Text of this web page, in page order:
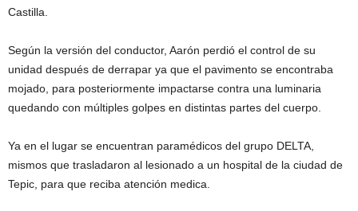
Castilla.
Según la versión del conductor, Aarón perdió el control de su
unidad después de derrapar ya que el pavimento se encontraba
mojado, para posteriormente impactarse contra una luminaria
quedando con múltiples golpes en distintas partes del cuerpo.
Ya en el lugar se encuentran paramédicos del grupo DELTA,
mismos que trasladaron al lesionado a un hospital de la ciudad de
Tepic, para que reciba atención medica.